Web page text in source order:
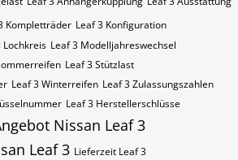
Kompletträder Leaf 3 Konfiguration
Lochkreis Leaf 3 Modelljahreswechsel
Leaf 3 Stützlast
Leaf 3 Winterreifen Leaf 3 Zulassungszahlen
Leaf 3​​​​​ Herstellerschlüsse
Nissan Leaf 3
Leaf 3 Lieferzeit Leaf 3